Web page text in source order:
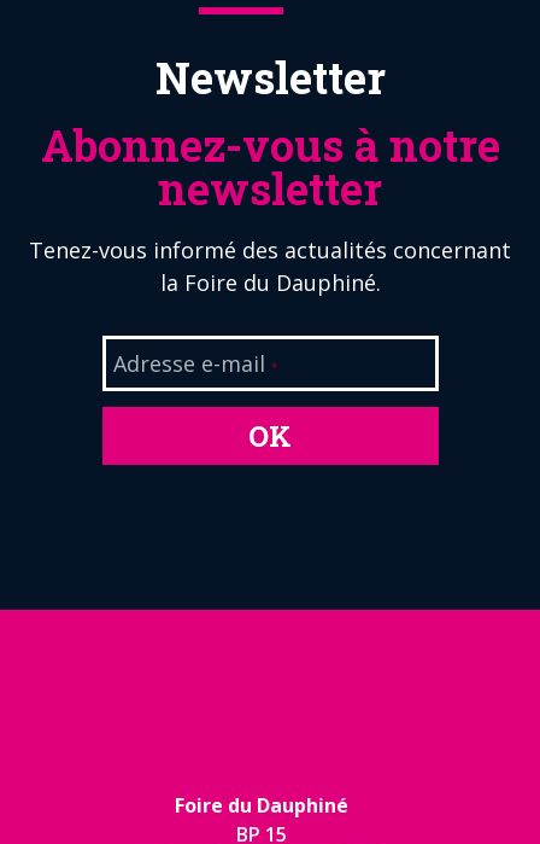
Newsletter
Abonnez-vous à notre
newsletter
Tenez-vous informé des actualités concernant
la Foire du Dauphiné.
Adresse e-mail *
OK
Foire du Dauphiné
BP 15